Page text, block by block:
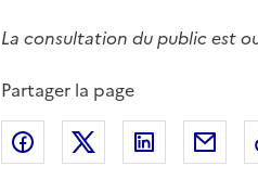
La consultation du public est
Partager la page
Partager sur Facebook
Partager sur X
Partager